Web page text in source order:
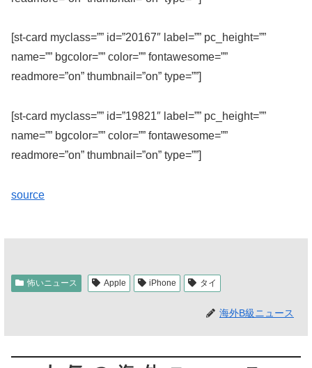
[st-card myclass=”” id=”20167″ label=”” pc_height=””
name=”” bgcolor=”” color=”” fontawesome=””
readmore=”on” thumbnail=”on” type=””]
[st-card myclass=”” id=”19821″ label=”” pc_height=””
name=”” bgcolor=”” color=”” fontawesome=””
readmore=”on” thumbnail=”on” type=””]
source
怖いニュース Apple iPhone タイ
海外B級ニュース